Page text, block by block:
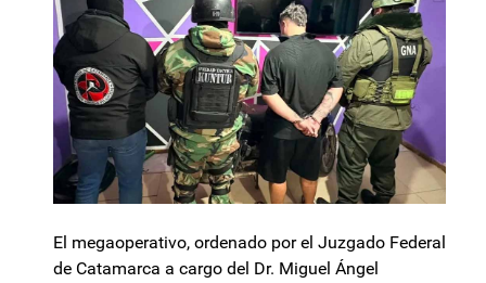
El megaoperativo, ordenado por el Juzgado Federal
de Catamarca a cargo del Dr. Miguel Ángel